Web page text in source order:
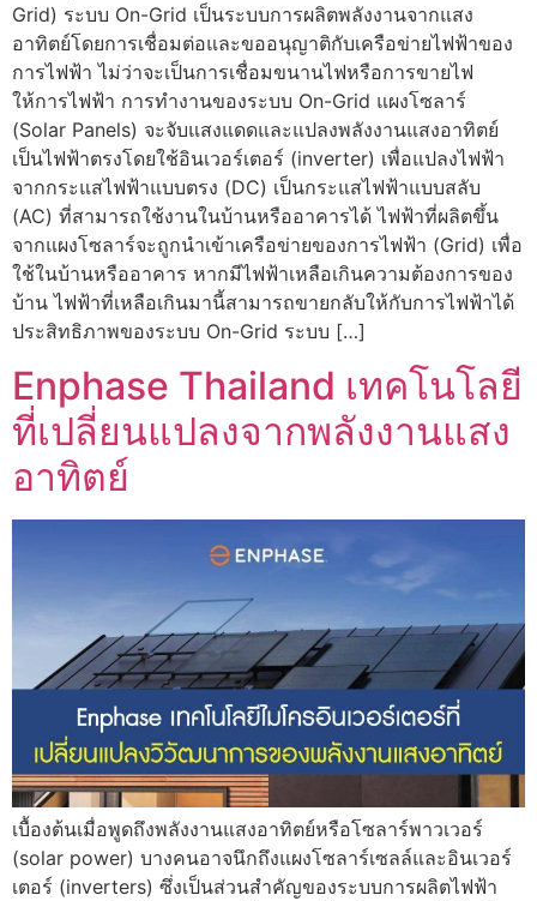
Grid) ระบบ On-Grid เป็นระบบการผลิตพลังงานจากแสง
อาทิตย์โดยการเชื่อมต่อและขออนุญาติกับเครือข่ายไฟฟ้าของ
การไฟฟ้า ไม่ว่าจะเป็นการเชื่อมขนานไฟหรือการขายไฟ
ให้การไฟฟ้า การทำงานของระบบ On-Grid แผงโซลาร์
(Solar Panels) จะจับแสงแดดและแปลงพลังงานแสงอาทิตย์
เป็นไฟฟ้าตรงโดยใช้อินเวอร์เตอร์ (inverter) เพื่อแปลงไฟฟ้า
จากกระแสไฟฟ้าแบบตรง (DC) เป็นกระแสไฟฟ้าแบบสลับ
(AC) ที่สามารถใช้งานในบ้านหรืออาคารได้ ไฟฟ้าที่ผลิตขึ้น
จากแผงโซลาร์จะถูกนำเข้าเครือข่ายของการไฟฟ้า (Grid) เพื่อ
ใช้ในบ้านหรืออาคาร หากมีไฟฟ้าเหลือเกินความต้องการของ
บ้าน ไฟฟ้าที่เหลือเกินมานี้สามารถขายกลับให้กับการไฟฟ้าได้
ประสิทธิภาพของระบบ On-Grid ระบบ […]
Enphase Thailand เทคโนโลยี
ที่เปลี่ยนแปลงจากพลังงานแสง
อาทิตย์
เบื้องต้นเมื่อพูดถึงพลังงานแสงอาทิตย์หรือโซลาร์พาวเวอร์
(solar power) บางคนอาจนึกถึงแผงโซลาร์เซลล์และอินเวอร์
เตอร์ (inverters) ซึ่งเป็นส่วนสำคัญของระบบการผลิตไฟฟ้า